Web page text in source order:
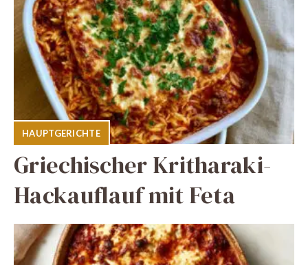
HAUPTGERICHTE
Griechischer Kritharaki-
Hackauflauf mit Feta